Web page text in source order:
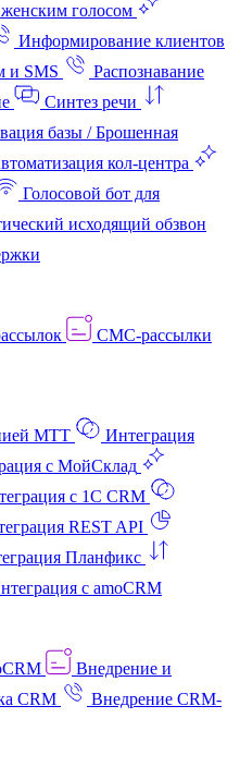
голосом
Информирование клиентов
и SMS
Распознавание
Синтез речи
базы / Брошенная
кол‑центра
Голосовой бот для
исходящий обзвон
СМС-рассылки
МТТ
Интеграция
с МойСклад
с 1C CRM
REST API
Планфикс
с amoCRM
Внедрение и
CRM
Внедрение CRM-